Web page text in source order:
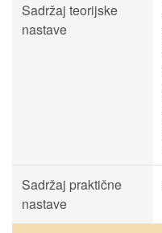
Sadržaj teorijske
nastave
Sadržaj praktične
nastave